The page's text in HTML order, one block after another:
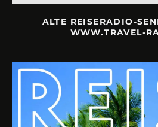
ALTE REISERADIO-
WWW.TRAVEL-